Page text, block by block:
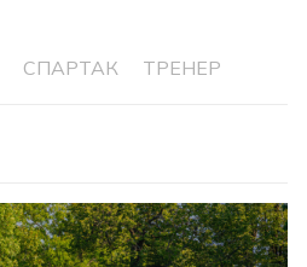
СПАРТАК ТРЕНЕР